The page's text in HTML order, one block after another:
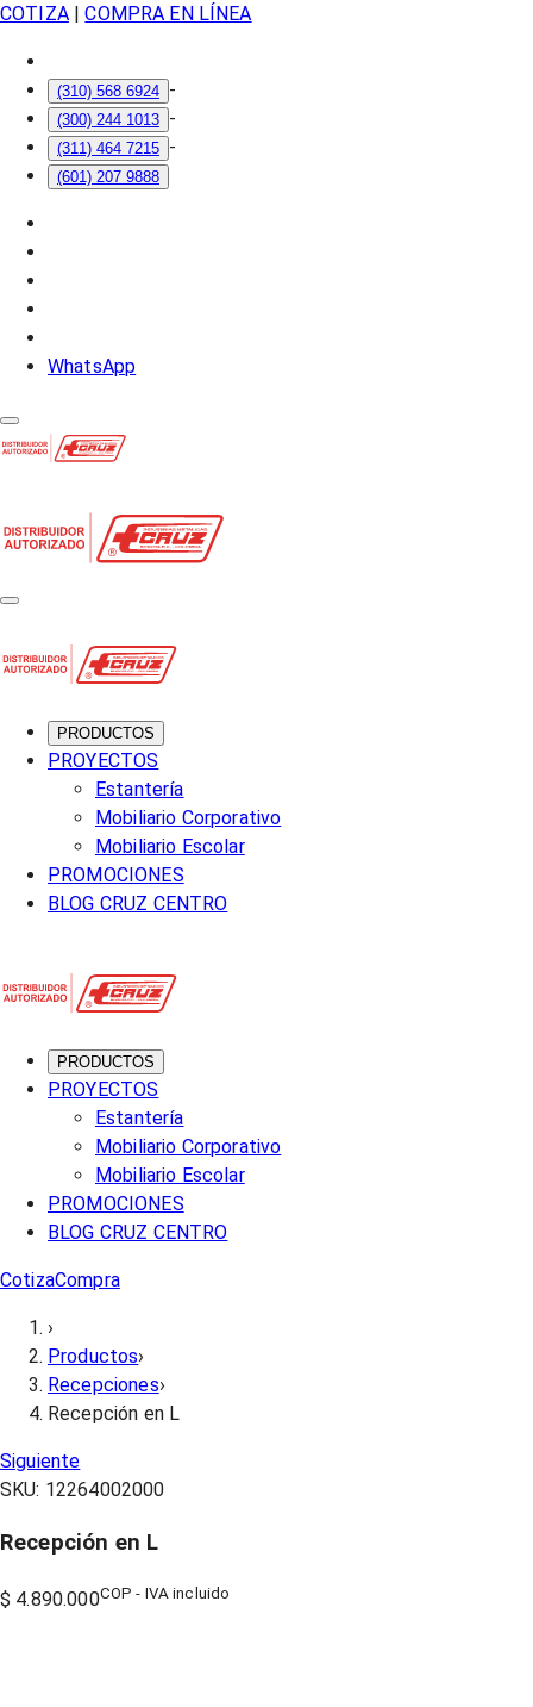
COTIZA| COMPRA EN LÍNEA
(310) 568 6924 -
(300) 244 1013 -
(311) 464 7215 -
(601) 207 9888
WhatsApp
PRODUCTOS
PROYECTOS
Estantería
Mobiliario Corporativo
Mobiliario Escolar
PROMOCIONES
BLOG CRUZ CENTRO
PRODUCTOS
PROYECTOS
Estantería
Mobiliario Corporativo
Mobiliario Escolar
PROMOCIONES
BLOG CRUZ CENTRO
CotizaCompra
›
Productos›
Recepciones›
Recepción en L
Siguiente
SKU: 12264002000
Recepción en L
$ 4.890.000COP - IVA incluido